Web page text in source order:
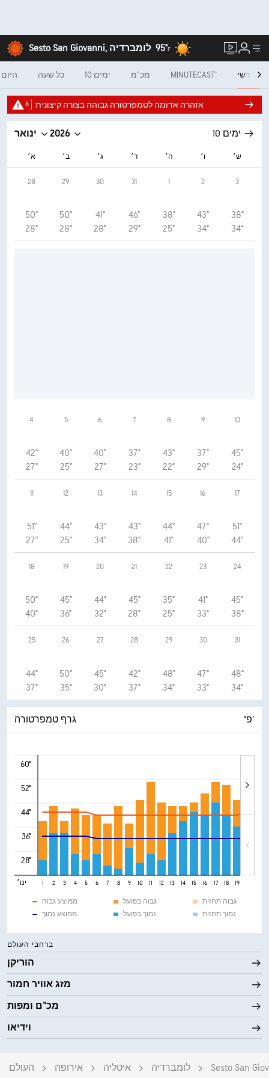
Sesto San Giovanni, לומברדיה 95°F
היום כל שעה 10 ימים מכ"מ MINUTECAST® חודשי
6 אזהרה אדומה לטמפרטורה גבוהה בצורה קיצונית
ינואר 2026 10 ימים
א׳ ב׳ ג׳ ד׳ ה׳ ו׳ ש׳
28
50°
28°
29
50°
28°
30
41°
28°
31
46°
29°
1
38°
25°
2
43°
34°
3
38°
34°
4
42°
27°
5
40°
25°
6
40°
27°
7
37°
23°
8
43°
22°
9
37°
29°
10
45°
24°
11
51°
27°
12
44°
25°
13
43°
34°
14
43°
38°
15
44°
41°
16
47°
40°
17
51°
44°
18
50°
40°
19
45°
36°
20
44°
32°
21
45°
28°
22
35°
25°
23
41°
33°
24
45°
38°
25
44°
37°
26
50°
35°
27
45°
30°
28
42°
37°
29
48°
34°
30
47°
33°
31
48°
34°
גרף טמפרטורה °פ'
60°
52°
44°
36°
28°
ינו׳ 1 2 3 4 5 6 7 8 9 10 11 12 13 14 15 16 17 18 19
ממוצע גבוה
ממוצע נמוך
גבוה בפועל
נמוך בפועל
גבוה תחזית
נמוך תחזית
ברחבי העולם
הוריקן
מזג אוויר חמור
מכ"ם ומפות
וידיאו
העולם אירופה איטליה לומברדיה Sesto San